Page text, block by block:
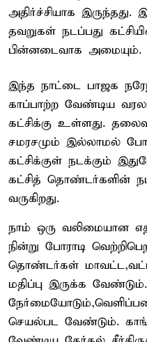
அதிர்ச்சியாக
தவறுகள் நடப்பது
பின்னடைவாக அமையும்.
இந்த நாட்டை பாஜக
காப்பாற்ற வேண்டிய
கட்சிக்கு உள்ளது.
சமரசமும் இல்லாமல்
கட்சிக்குள் நடக்கும்
கட்சித் தொண்டர்களின்
வருகிறது.
நாம் ஒரு வலிமையான
நின்று போராடி
தொண்டர்கள்
மதிப்பு இருக்க வேண்டும்.
செயல்பட வேண்டும்.